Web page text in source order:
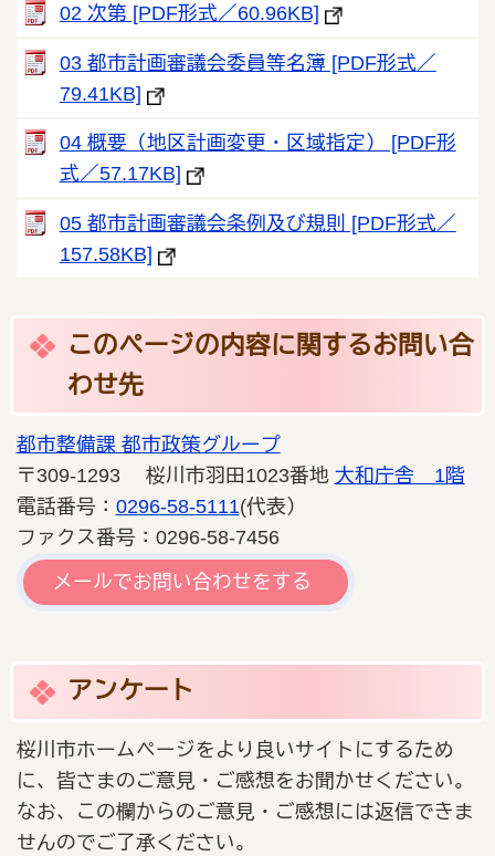
02 次第 [PDF形式／60.96KB]
03 都市計画審議会委員等名簿 [PDF形式／
79.41KB]
04 概要（地区計画変更・区域指定） [PDF形
式／57.17KB]
05 都市計画審議会条例及び規則 [PDF形式／
157.58KB]
このページの内容に関するお問い合
わせ先
都市整備課 都市政策グループ
〒309-1293 桜川市羽田1023番地 大和庁舎 1階
電話番号： 0296-58-5111(代表）
ファクス番号：0296-58-7456
メールでお問い合わせをする
アンケート
桜川市ホームページをより良いサイトにするため
に、皆さまのご意見・ご感想をお聞かせください。
なお、この欄からのご意見・ご感想には返信できま
せんのでご了承ください。